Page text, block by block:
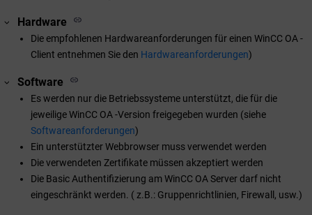
Hardware
Die empfohlenen Hardwareanforderungen für einen WinCC OA-
Client entnehmen Sie den Hardwareanforderungen)
Software
Es werden nur die Betriebssysteme unterstützt, die für die
jeweiligeWinCC OA-Version freigegeben wurden (siehe
Softwareanforderungen)
Ein unterstützter Webbrowser muss verwendet werden
Die verwendeten Zertifikate müssen akzeptiert werden
Die Basic Authentifizierung amWinCC OAServer darf nicht
eingeschränkt werden. ( z.B.: Gruppenrichtlinien, Firewall, usw.)